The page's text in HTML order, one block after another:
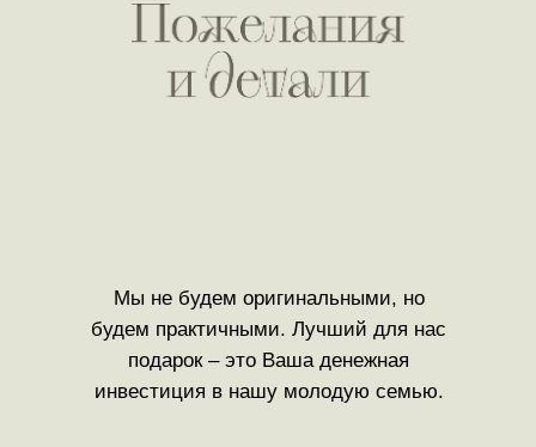
Мы не будем оригинальными, но
будем практичными. Лучший для нас
подарок – это Ваша денежная
инвестиция в нашу молодую семью.